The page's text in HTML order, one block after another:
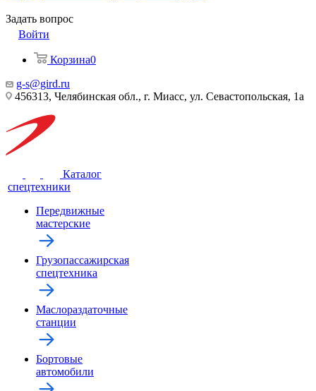
Задать вопрос
Войти
Корзина0
g-s@gird.ru
456313, Челябинская обл., г. Миасс, ул. Севастопольская, 1а
Каталог
спецтехники
Передвижные
мастерские
Грузопассажирская
спецтехника
Маслораздаточные
станции
Бортовые
автомобили